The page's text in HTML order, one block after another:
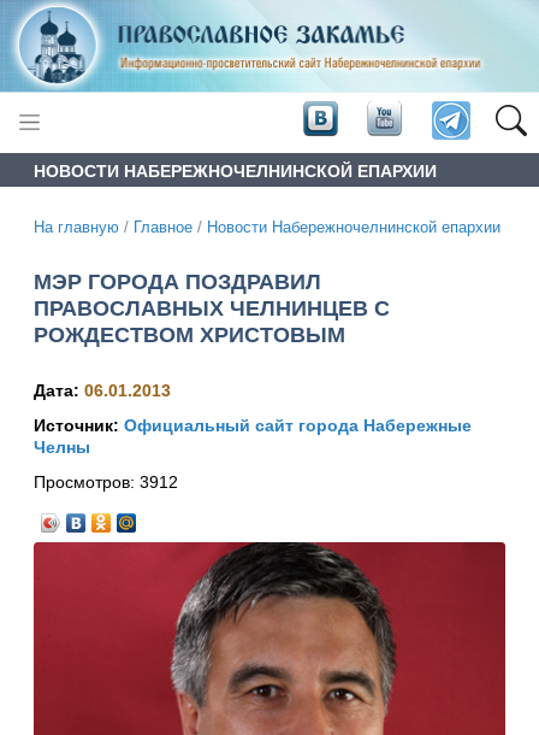
НОВОСТИ НАБЕРЕЖНОЧЕЛНИНСКОЙ ЕПАРХИИ
На главную / Главное / Новости Набережночелнинской епархии
МЭР ГОРОДА ПОЗДРАВИЛ
ПРАВОСЛАВНЫХ ЧЕЛНИНЦЕВ С
РОЖДЕСТВОМ ХРИСТОВЫМ
Дата: 06.01.2013
Источник: Официальный сайт города Набережные
Челны
Просмотров: 3912